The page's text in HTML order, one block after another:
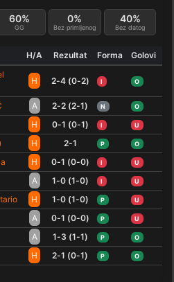
GG
60%
Bez primljenog
0%
Bez datog
40%
H/A Rezultat Forma Golovi
H 2-4 (0-2) I O
A 2-2 (2-1) N O
H 0-1 (0-1) I U
H 2-1 P O
H 0-1 (0-0) I U
A 1-0 (1-0) I U
H 1-0 (1-0) P U
A 0-1 (0-0) P U
A 1-3 (1-1) P O
H 2-1 (0-1) P O